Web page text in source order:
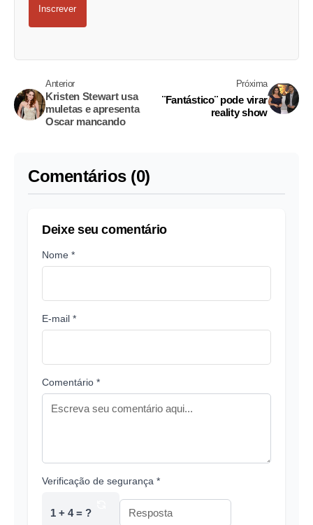
Inscrever
Anterior
Kristen Stewart usa
muletas e apresenta
Oscar mancando
Próxima
¨Fantástico¨ pode virar
reality show
Comentários (0)
Deixe seu comentário
Nome *
E-mail *
Comentário *
Verificação de segurança *
1 + 4 = ?